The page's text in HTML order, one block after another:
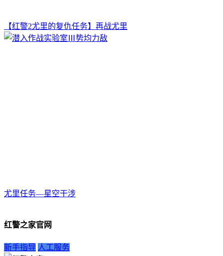
【红警2尤里的复仇任务】再战尤里
尤里任务—星空干涉
红警之家官网
新手指导 人工服务